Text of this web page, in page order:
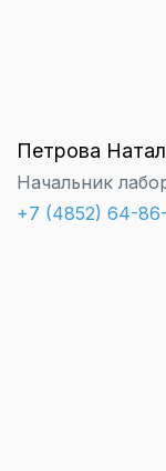
Петрова
Начальник
+7 (4852) 64-86-